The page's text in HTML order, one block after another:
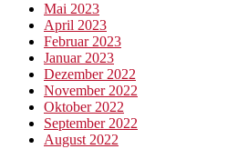
Mai 2023
April 2023
Februar 2023
Januar 2023
Dezember 2022
November 2022
Oktober 2022
September 2022
August 2022